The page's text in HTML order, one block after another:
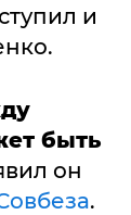
и
быть
он
.